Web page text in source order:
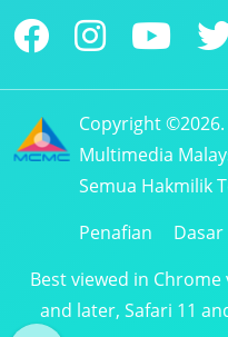
Copyright
Multimedia
Semua Hakmilik
Penafian
Best viewed in
and later, Safari 11